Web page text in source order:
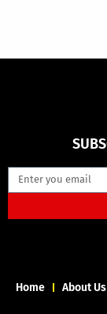
Home About Us